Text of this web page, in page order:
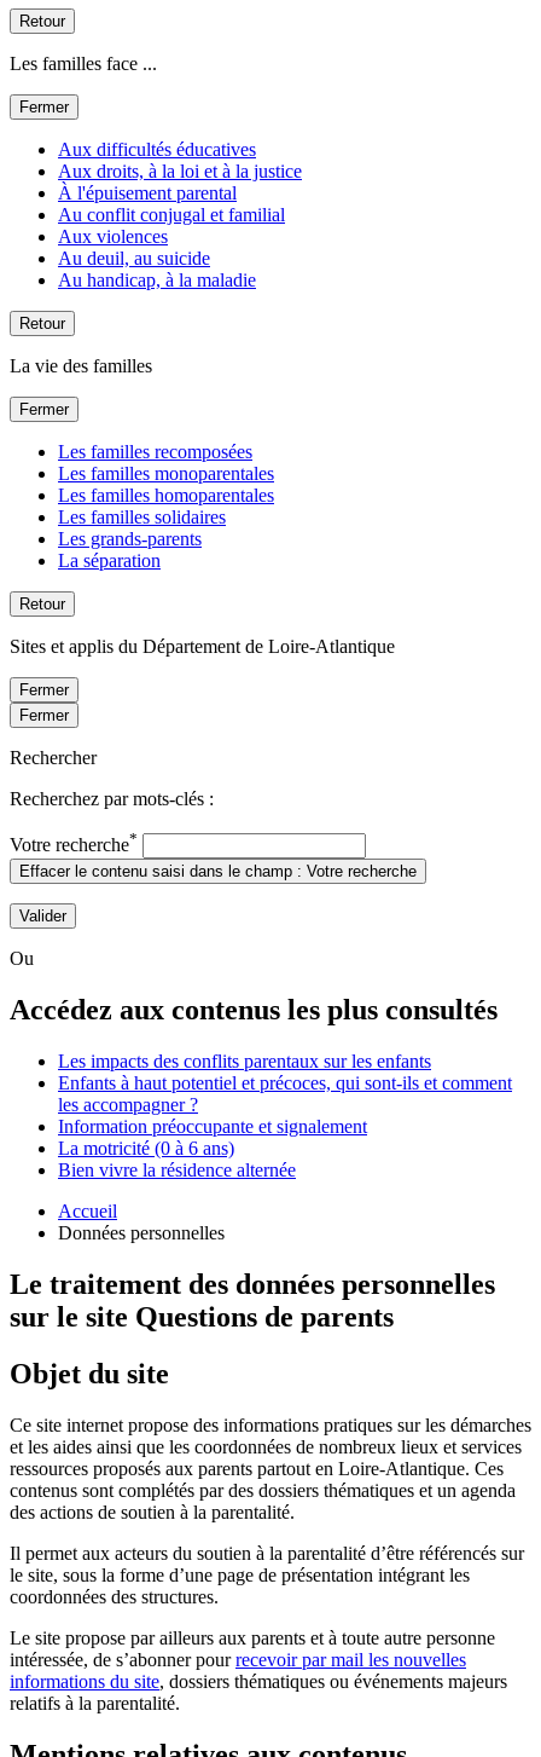
Retour
Les familles face ...
Fermer
Aux difficultés éducatives
Aux droits, à la loi et à la justice
À l'épuisement parental
Au conflit conjugal et familial
Aux violences
Au deuil, au suicide
Au handicap, à la maladie
Retour
La vie des familles
Fermer
Les familles recomposées
Les familles monoparentales
Les familles homoparentales
Les familles solidaires
Les grands-parents
La séparation
Retour
Sites et applis du Département de Loire-Atlantique
Fermer
Fermer
Rechercher
Recherchez par mots-clés :
Votre recherche*
Effacer le contenu saisi dans le champ : Votre recherche
Valider
Ou
Accédez aux contenus les plus consultés
Les impacts des conflits parentaux sur les enfants
Enfants à haut potentiel et précoces, qui sont-ils et comment
les accompagner ?
Information préoccupante et signalement
La motricité (0 à 6 ans)
Bien vivre la résidence alternée
Accueil
Données personnelles
Le traitement des données personnelles
sur le site Questions de parents
Objet du site
Ce site internet propose des informations pratiques sur les démarches
et les aides ainsi que les coordonnées de nombreux lieux et services
ressources proposés aux parents partout en Loire-Atlantique. Ces
contenus sont complétés par des dossiers thématiques et un agenda
des actions de soutien à la parentalité.
Il permet aux acteurs du soutien à la parentalité d’être référencés sur
le site, sous la forme d’une page de présentation intégrant les
coordonnées des structures.
Le site propose par ailleurs aux parents et à toute autre personne
intéressée, de s’abonner pourrecevoir par mail les nouvelles
informations du site, dossiers thématiques ou événements majeurs
relatifs à la parentalité.